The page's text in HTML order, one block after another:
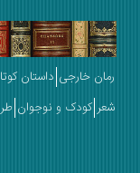
خارجی داستان کوتاه تاریخ
کودک و نوجوان طرح جلد